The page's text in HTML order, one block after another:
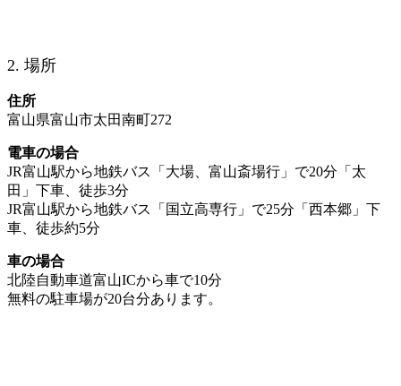
2. 場所
住所
富山県富山市太田南町272
電車の場合
JR富山駅から地鉄バス「大場、富山斎場行」で20分「太
田」下車、徒歩3分
JR富山駅から地鉄バス「国立高専行」で25分「西本郷」下
車、徒歩約5分
車の場合
北陸自動車道富山ICから車で10分
無料の駐車場が20台分あります。